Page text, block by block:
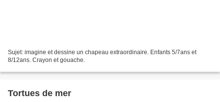
Sujet: imagine et dessine un chapeau extraordinaire. Enfants 5/7ans et
8/12ans. Crayon et gouache.
Tortues de mer